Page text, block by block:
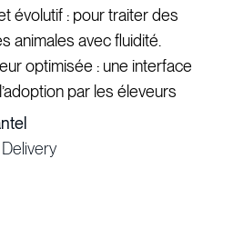
évolutif : pour traiter des
animales avec fluidité.
optimisée : une interface
par les éleveurs